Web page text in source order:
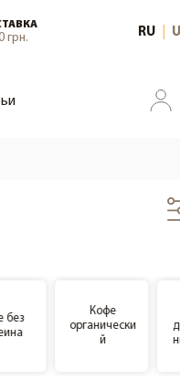
грн. RU
без
Кофе
органически
й